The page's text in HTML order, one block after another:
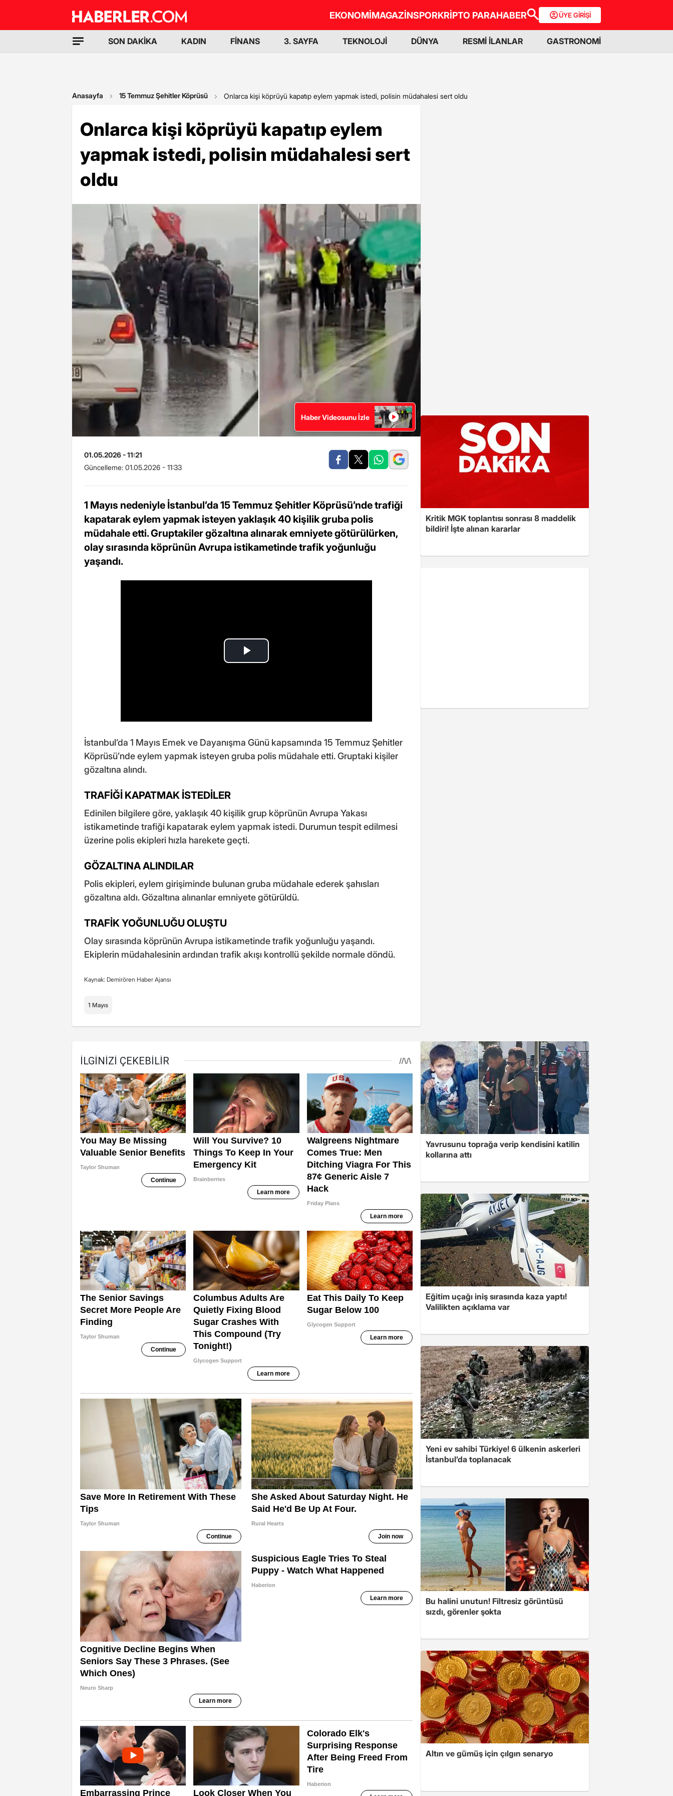
EKONOMİMAGAZİNSPORKRİPTO PARAHABER ÜYE GİRİŞİ
SON DAKİKA KADIN FİNANS 3. SAYFA TEKNOLOJİ DÜNYA RESMİ İLANLAR GASTRONOMİ
Anasayfa 15 Temmuz Şehitler Köprüsü Onlarca kişi köprüyü kapatıp eylem yapmak istedi, polisin müdahalesi sert oldu
Onlarca kişi köprüyü kapatıp eylem
yapmak istedi, polisin müdahalesi sert
oldu
Haber Videosunu İzle
01.05.2026 - 11:21
Güncelleme: 01.05.2026 - 11:33
1 Mayıs nedeniyle İstanbul’da 15 Temmuz Şehitler Köprüsü’nde trafiği
kapatarak eylem yapmak isteyen yaklaşık 40 kişilik gruba polis
müdahale etti. Gruptakiler gözaltına alınarak emniyete götürülürken,
olay sırasında köprünün Avrupa istikametinde trafik yoğunluğu
yaşandı.
İstanbul’da 1 Mayıs Emek ve Dayanışma Günü kapsamında 15 Temmuz Şehitler
Köprüsü’nde eylem yapmak isteyen gruba polis müdahale etti. Gruptaki kişiler
gözaltına alındı.
TRAFİĞİ KAPATMAK İSTEDİLER
Edinilen bilgilere göre, yaklaşık 40 kişilik grup köprünün Avrupa Yakası
istikametinde trafiği kapatarak eylem yapmak istedi. Durumun tespit edilmesi
üzerine polis ekipleri hızla harekete geçti.
GÖZALTINA ALINDILAR
Polis ekipleri, eylem girişiminde bulunan gruba müdahale ederek şahısları
gözaltına aldı. Gözaltına alınanlar emniyete götürüldü.
TRAFİK YOĞUNLUĞU OLUŞTU
Olay sırasında köprünün Avrupa istikametinde trafik yoğunluğu yaşandı.
Ekiplerin müdahalesinin ardından trafik akışı kontrollü şekilde normale döndü.
Kaynak: Demirören Haber Ajansı
1 Mayıs
Kritik MGK toplantısı sonrası 8 maddelik
bildiri! İşte alınan kararlar
Yavrusunu toprağa verip kendisini katilin
kollarına attı
Eğitim uçağı iniş sırasında kaza yaptı!
Valilikten açıklama var
Yeni ev sahibi Türkiye! 6 ülkenin askerleri
İstanbul’da toplanacak
Bu halini unutun! Filtresiz görüntüsü
sızdı, görenler şokta
Altın ve gümüş için çılgın senaryo